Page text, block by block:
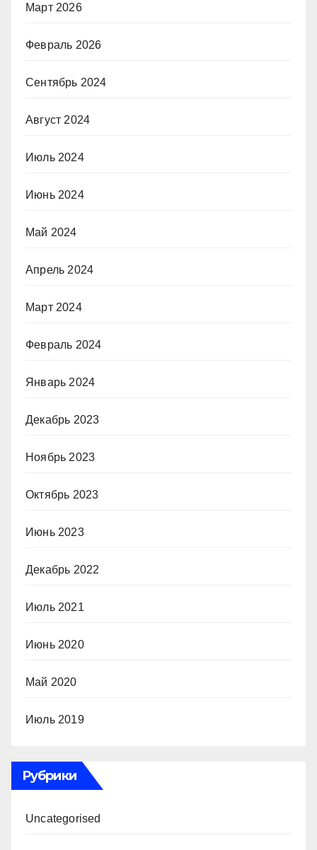
Март 2026
Февраль 2026
Сентябрь 2024
Август 2024
Июль 2024
Июнь 2024
Май 2024
Апрель 2024
Март 2024
Февраль 2024
Январь 2024
Декабрь 2023
Ноябрь 2023
Октябрь 2023
Июнь 2023
Декабрь 2022
Июль 2021
Июнь 2020
Май 2020
Июль 2019
Рубрики
Uncategorised